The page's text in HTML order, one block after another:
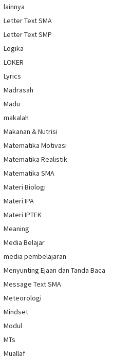
lainnya
Letter Text SMA
Letter Text SMP
Logika
LOKER
Lyrics
Madrasah
Madu
makalah
Makanan & Nutrisi
Matematika Motivasi
Matematika Realistik
Matematika SMA
Materi Biologi
Materi IPA
Materi IPTEK
Meaning
Media Belajar
media pembelajaran
Menyunting Ejaan dan Tanda Baca
Message Text SMA
Meteorologi
Mindset
Modul
MTs
Muallaf